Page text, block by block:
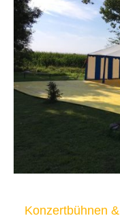
Konzertbühnen